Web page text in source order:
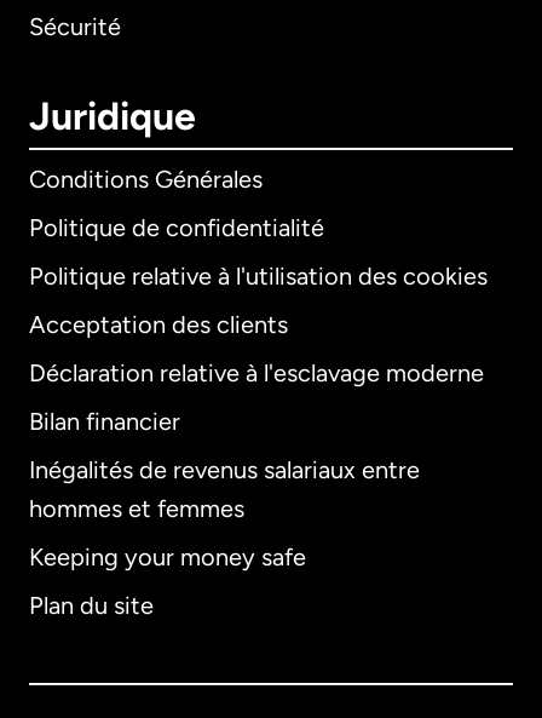
Sécurité
Juridique
Conditions Générales
Politique de confidentialité
Politique relative à l'utilisation des cookies
Acceptation des clients
Déclaration relative à l'esclavage moderne
Bilan financier
Inégalités de revenus salariaux entre
hommes et femmes
Keeping your money safe
Plan du site
International
Allemagne